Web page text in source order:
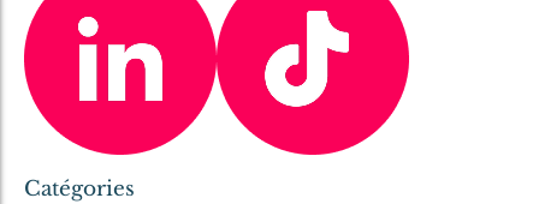
Catégories